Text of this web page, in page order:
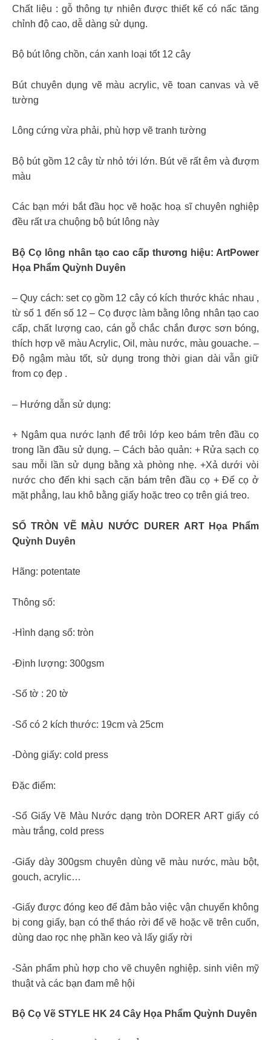
Chất liệu : gỗ thông tự nhiên được thiết kế có nấc tăng
chỉnh độ cao, dễ dàng sử dụng.
Bộ bút lông chồn, cán xanh loại tốt 12 cây
Bút chuyên dụng vẽ màu acrylic, vẽ toan canvas và vẽ
tường
Lông cứng vừa phải, phù hợp vẽ tranh tường
Bộ bút gồm 12 cây từ nhỏ tới lớn. Bút vẽ rất êm và đượm
màu
Các bạn mới bắt đầu học vẽ hoặc hoạ sĩ chuyên nghiệp
đều rất ưa chuộng bộ bút lông này
Bộ Cọ lông nhân tạo cao cấp thương hiệu: ArtPower
Họa Phẩm Quỳnh Duyên
– Quy cách: set cọ gồm 12 cây có kích thước khác nhau ,
từ số 1 đến số 12 – Cọ được làm bằng lông nhân tạo cao
cấp, chất lượng cao, cán gỗ chắc chắn được sơn bóng,
thích hợp vẽ màu Acrylic, Oil, màu nước, màu gouache. –
Độ ngậm màu tốt, sử dụng trong thời gian dài vẫn giữ
from cọ đẹp .
– Hướng dẫn sử dụng:
+ Ngâm qua nước lạnh để trôi lớp keo bám trên đầu cọ
trong lần đầu sử dụng. – Cách bảo quản: + Rửa sạch cọ
sau mỗi lần sử dụng bằng xà phòng nhẹ. +Xả dưới vòi
nước cho đến khi sạch cặn bám trên đầu cọ + Để cọ ở
mặt phẳng, lau khô bằng giấy hoặc treo cọ trên giá treo.
SỔ TRÒN VẼ MÀU NƯỚC DURER ART Họa Phẩm
Quỳnh Duyên
Hãng: potentate
Thông số:
-Hình dạng sổ: tròn
-Định lượng: 300gsm
-Số tờ : 20 tờ
-Sổ có 2 kích thước: 19cm và 25cm
-Dòng giấy: cold press
Đặc điểm:
-Sổ Giấy Vẽ Màu Nước dạng tròn DORER ART giấy có
màu trắng, cold press
-Giấy dày 300gsm chuyên dùng vẽ màu nước, màu bột,
gouch, acrylic…
-Giấy được đóng keo để đảm bảo việc vận chuyển không
bị cong giấy, bạn có thể tháo rời để vẽ hoặc vẽ trên cuốn,
dùng dao rọc nhẹ phần keo và lấy giấy rời
-Sản phẩm phù hợp cho vẽ chuyên nghiệp. sinh viên mỹ
thuật và các bạn đam mê hội
Bộ Cọ Vẽ STYLE HK 24 Cây Họa Phẩm Quỳnh Duyên